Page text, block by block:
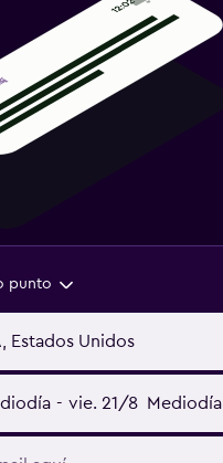
punto
Estados Unidos
- vie. 21/8 Mediodía